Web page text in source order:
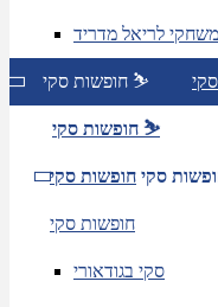
לריאל מדריד
חופשות סקי ⛷️
חופשות סקי ⛷️
סקי חופשות סקי
חופשות סקי
סקי בגודאורי